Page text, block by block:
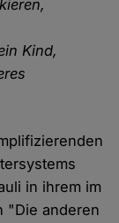
Kind,
in ihrem im
"Die anderen